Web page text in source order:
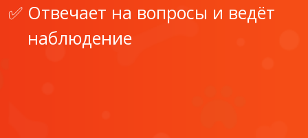
Отвечает на вопросы и ведёт
наблюдение